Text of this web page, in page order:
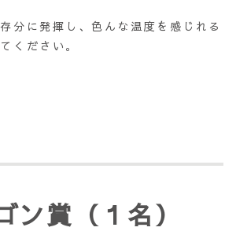
分に発揮し、色んな温度を感じれる
ください。
ン賞（１名）